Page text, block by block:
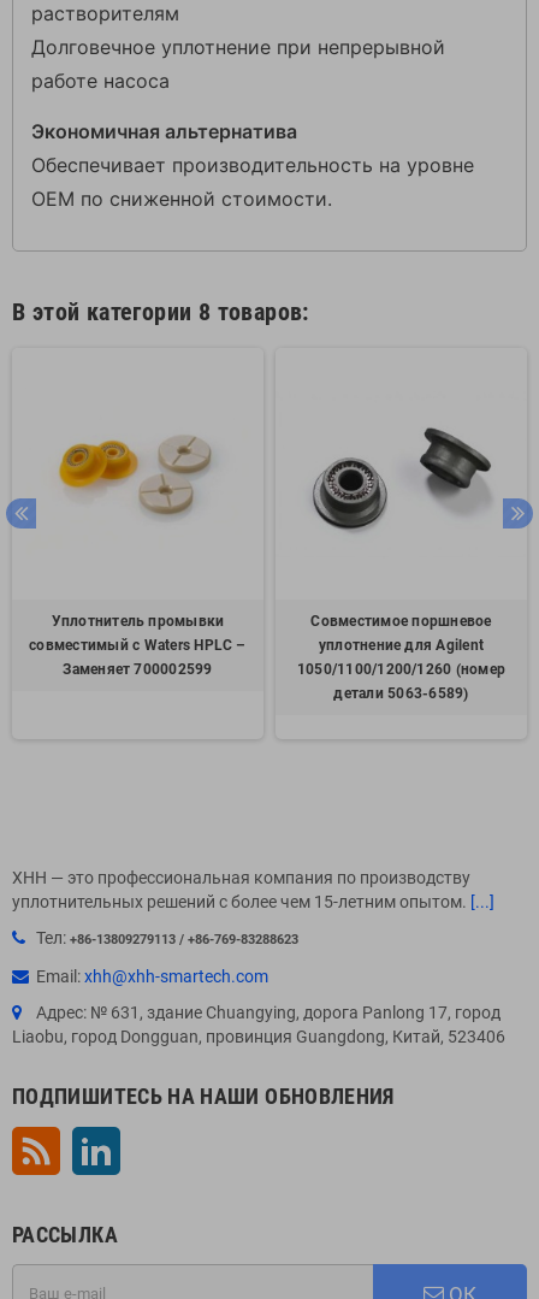
растворителям
Долговечное уплотнение при непрерывной
работе насоса
Экономичная альтернатива
Обеспечивает производительность на уровне
OEM по сниженной стоимости.
В этой категории 8 товаров:
Уплотнитель промывки
совместимый с Waters HPLC –
Заменяет 700002599
Совместимое поршневое
уплотнение для Agilent
1050/1100/1200/1260 (номер
детали 5063-6589)
XHH — это профессиональная компания по производству
уплотнительных решений с более чем 15-летним опытом. [...]
Тел: +86-13809279113 / +86-769-83288623
Email:xhh@xhh-smartech.com
Адрес: № 631, здание Chuangying, дорога Panlong 17, город
Liaobu, город Dongguan, провинция Guangdong, Китай, 523406
ПОДПИШИТЕСЬ НА НАШИ ОБНОВЛЕНИЯ
Rss
РАССЫЛКА
ОК